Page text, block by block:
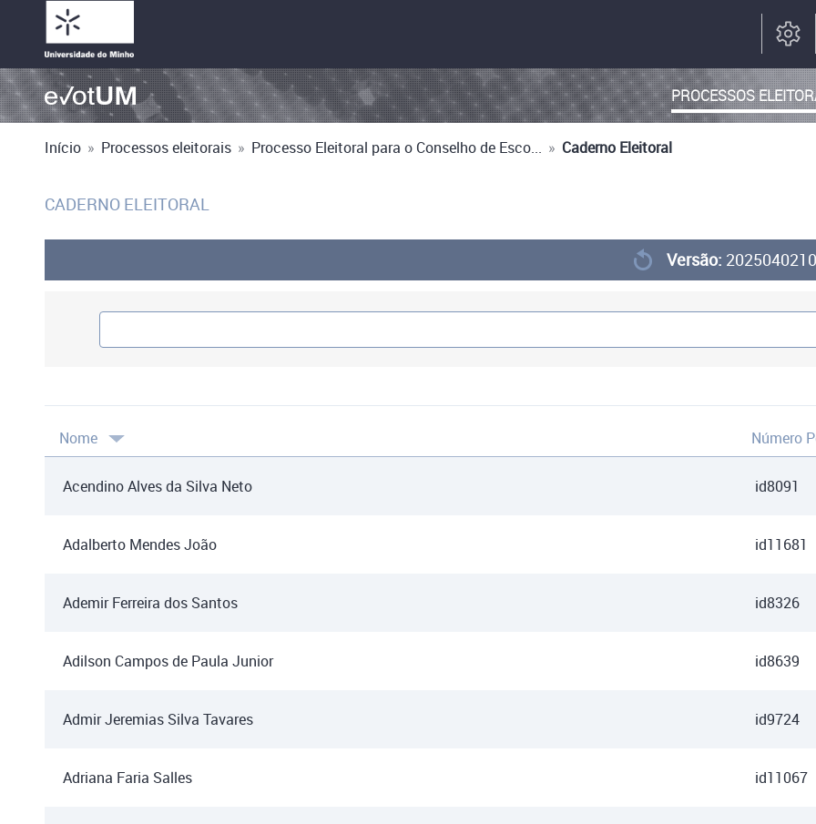
PROCESSOS
Início » Processos eleitorais » Processo Eleitoral para o Conselho de Esco... » Caderno Eleitoral
CADERNO ELEITORAL
Versão:
Nome Número
Acendino Alves da Silva Neto id8091
Adalberto Mendes João id11681
Ademir Ferreira dos Santos id8326
Adilson Campos de Paula Junior id8639
Admir Jeremias Silva Tavares id9724
Adriana Faria Salles id11067